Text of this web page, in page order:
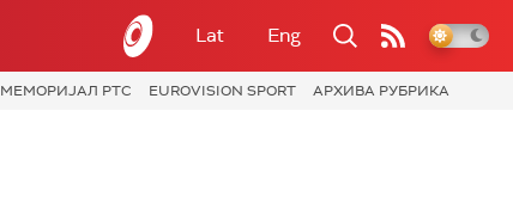
Lat Eng
МЕМОРИЈАЛ РТС EUROVISION SPORT АРХИВА РУБРИКА